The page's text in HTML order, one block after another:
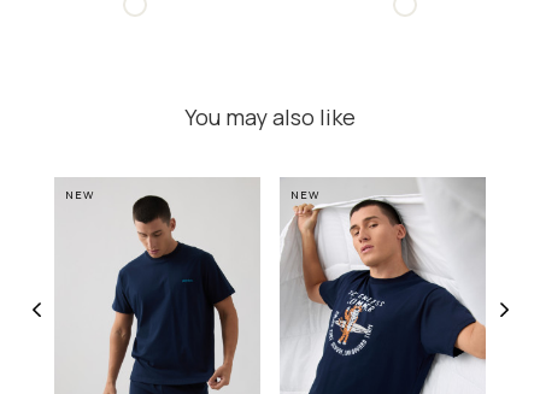
You may also like
NEW NEW